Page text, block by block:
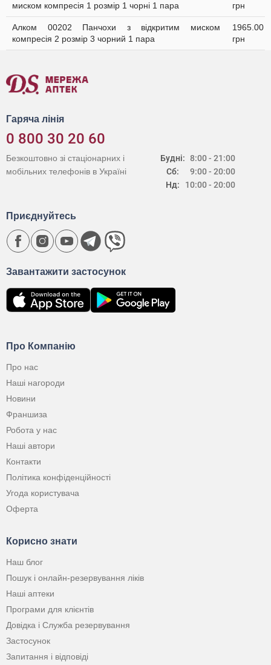
миском компресія 1 розмір 1 чорні 1 пара
грн
Алком 00202 Панчохи з відкритим миском
компресія 2 розмір 3 чорний 1 пара
1965.00
грн
Гаряча лінія
0 800 30 20 60
Будні:
Сб:
Нд:
8:00 - 21:00
9:00 - 20:00
10:00 - 20:00
Безкоштовно зі стаціонарних і
мобільних телефонів в Україні
Про Компанію
Про нас
Наші нагороди
Новини
Франшиза
Робота у нас
Наші автори
Контакти
Політика конфіденційності
Угода користувача
Оферта
Корисно знати
Наш блог
Пошук і онлайн-резервування ліків
Наші аптеки
Програми для клієнтів
Довідка і Служба резервування
Застосунок
Запитання і відповіді
Завантажити застосунок
Приєднуйтесь